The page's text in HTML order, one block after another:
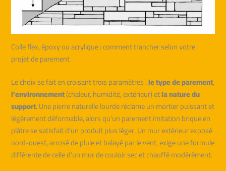
Colle flex, époxy ou acrylique : comment trancher selon votre
projet de parement
Le choix se fait en croisant trois paramètres :le type de parement,
l’environnement(chaleur, humidité, extérieur) etla nature du
support. Une pierre naturelle lourde réclame un mortier puissant et
légèrement déformable, alors qu’un parement imitation brique en
plâtre se satisfait d’un produit plus léger. Un mur extérieur exposé
nord-ouest, arrosé de pluie et balayé par le vent, exige une formule
différente de celle d’un mur de couloir sec et chauffé modérément.